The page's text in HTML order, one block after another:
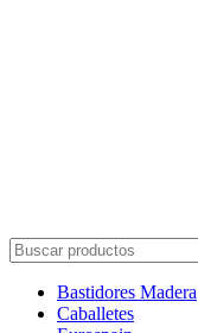
Bastidores Madera
Caballetes